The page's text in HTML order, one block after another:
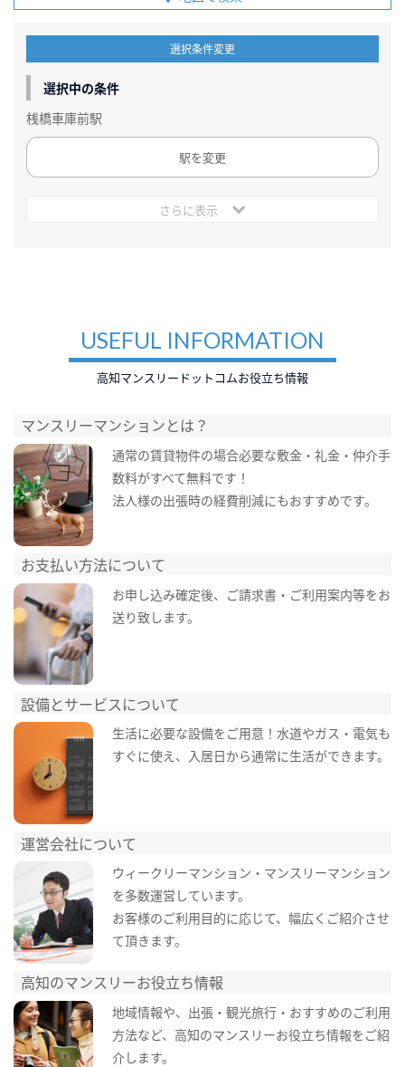
選択条件変更
選択中の条件
桟橋車庫前駅
駅を変更
さらに表示
USEFUL INFORMATION
高知マンスリードットコムお役立ち情報
マンスリーマンションとは？
通常の賃貸物件の場合必要な敷金・礼金・仲介手
数料がすべて無料です！
法人様の出張時の経費削減にもおすすめです。
お支払い方法について
お申し込み確定後、ご請求書・ご利用案内等をお
送り致します。
設備とサービスについて
生活に必要な設備をご用意！水道やガス・電気も
すぐに使え、入居日から通常に生活ができます。
運営会社について
ウィークリーマンション・マンスリーマンション
を多数運営しています。
お客様のご利用目的に応じて、幅広くご紹介させ
て頂きます。
高知のマンスリーお役立ち情報
地域情報や、出張・観光旅行・おすすめのご利用
方法など、高知のマンスリーお役立ち情報をご紹
介します。